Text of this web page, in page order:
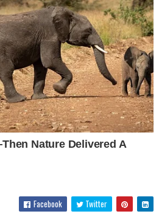
Facebook Twitter